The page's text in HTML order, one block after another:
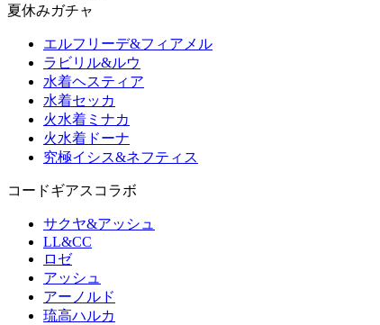
夏休みガチャ
エルフリーデ&フィアメル
ラビリル&ルウ
水着ヘスティア
水着セッカ
火水着ミナカ
火水着ドーナ
究極イシス&ネフティス
コードギアスコラボ
サクヤ&アッシュ
LL&CC
ロゼ
アッシュ
アーノルド
琉高ハルカ